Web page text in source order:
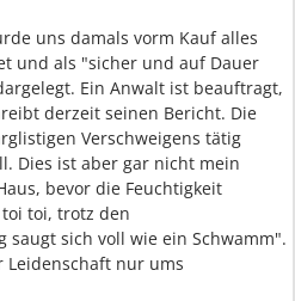
uns damals vorm Kauf alles
und als "sicher und auf Dauer
Ein Anwalt ist beauftragt,
derzeit seinen Bericht. Die
Verschweigens tätig
Dies ist aber gar nicht mein
bevor die Feuchtigkeit
toi, trotz den
saugt sich voll wie ein Schwamm".
nur ums